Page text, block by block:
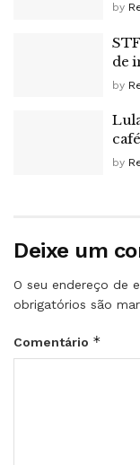
by
de
by
by
Deixe um
O seu endereço de
obrigatórios são
Comentário *